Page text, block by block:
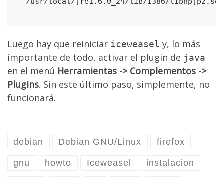
Luego hay que reiniciar iceweasel y, lo más
importante de todo, activar el plugin de java
en el menú Herramientas -> Complementos ->
Plugins. Sin este último paso, simplemente, no
funcionará.
debian Debian GNU/Linux firefox
gnu howto Iceweasel instalacion